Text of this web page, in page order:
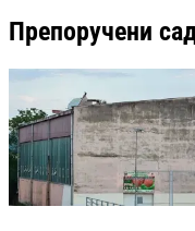
Препоручени